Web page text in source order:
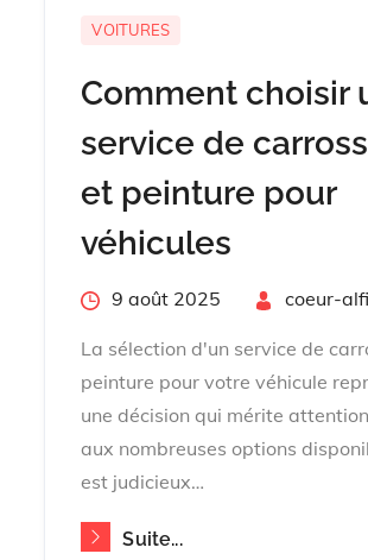
VOITURES
Comment choisir
service de
et peinture pour
véhicules
Posted9 août 2025 coeur-
La sélection d'un service de
peinture pour votre véhicule
une décision qui mérite
aux nombreuses options
est judicieux…
Suite...